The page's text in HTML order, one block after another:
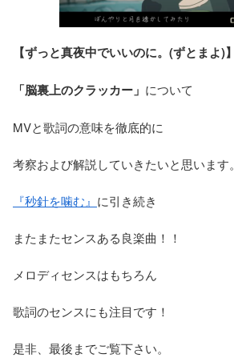
【ずっと真夜中でいいのに。(ずとまよ)】
「脳裏上のクラッカー」 について
MVと歌詞の意味を徹底的に
考察および解説していきたいと思います。
『秒針を噛む』 に引き続き
またまたセンスある良楽曲！！
メロディセンスはもちろん
歌詞のセンスにも注目です！
是非、最後までご覧下さい。